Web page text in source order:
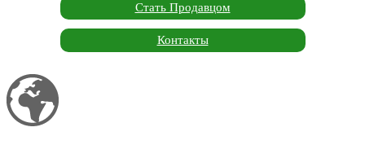
Стать Продавцом
Контакты